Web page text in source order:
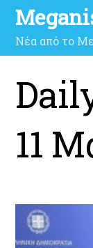
Νέα από το
11